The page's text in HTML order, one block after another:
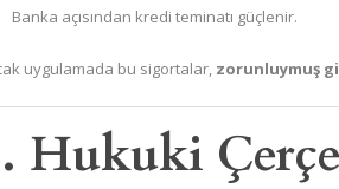
Banka açısından kredi teminatı güçlenir.
uygulamada bu sigortalar, zorunluymuş
Hukuki